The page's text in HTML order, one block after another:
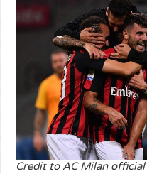
Credit to AC Milan